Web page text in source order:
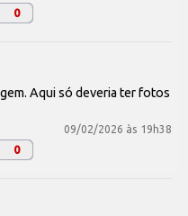
0
Aqui só deveria ter fotos
09/02/2026 às 19h38
0